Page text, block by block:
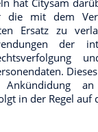
hat Citysam
mit dem
Ersatz zu
der
Ankündidung
in der Regel auf